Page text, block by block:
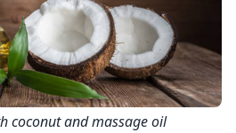
coconut and massage oil